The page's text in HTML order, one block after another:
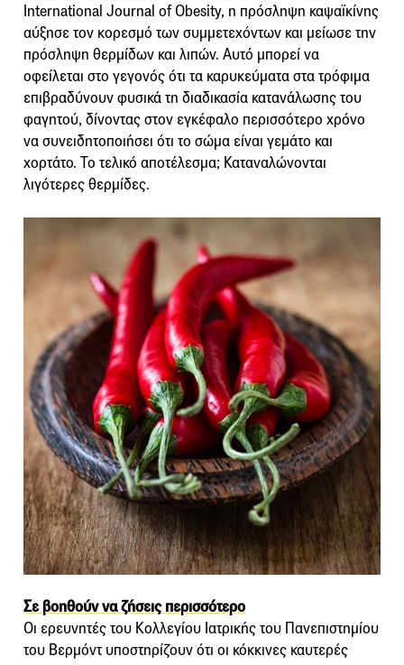
International Journal of Obesity, η πρόσληψη καψαϊκίνης
αύξησε τον κορεσμό των συμμετεχόντων και μείωσε την
πρόσληψη θερμίδων και λιπών. Αυτό μπορεί να
οφείλεται στο γεγονός ότι τα καρυκεύματα στα τρόφιμα
επιβραδύνουν φυσικά τη διαδικασία κατανάλωσης του
φαγητού, δίνοντας στον εγκέφαλο περισσότερο χρόνο
να συνειδητοποιήσει ότι το σώμα είναι γεμάτο και
χορτάτο. Το τελικό αποτέλεσμα; Καταναλώνονται
λιγότερες θερμίδες.
Σε βοηθούν να ζήσεις περισσότερο
Οι ερευνητές του Κολλεγίου Ιατρικής του Πανεπιστημίου
του Βερμόντ υποστηρίζουν ότι οι κόκκινες καυτερές